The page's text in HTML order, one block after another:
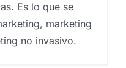
Es lo que se
marketing
no invasivo.